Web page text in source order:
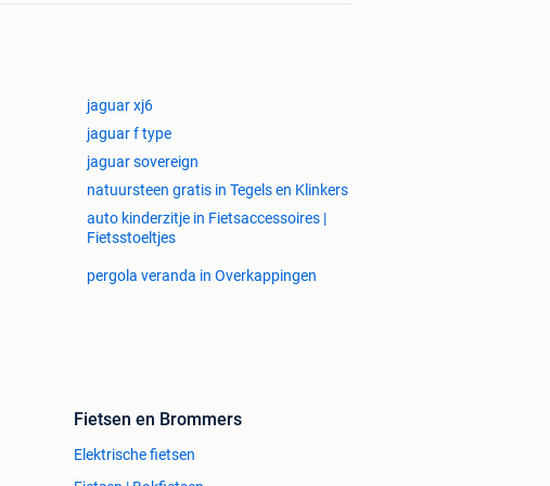
jaguar xj6
jaguar f type
jaguar sovereign
natuursteen gratis in Tegels en Klinkers
auto kinderzitje in Fietsaccessoires |
Fietsstoeltjes
pergola veranda in Overkappingen
Fietsen en Brommers
Elektrische fietsen